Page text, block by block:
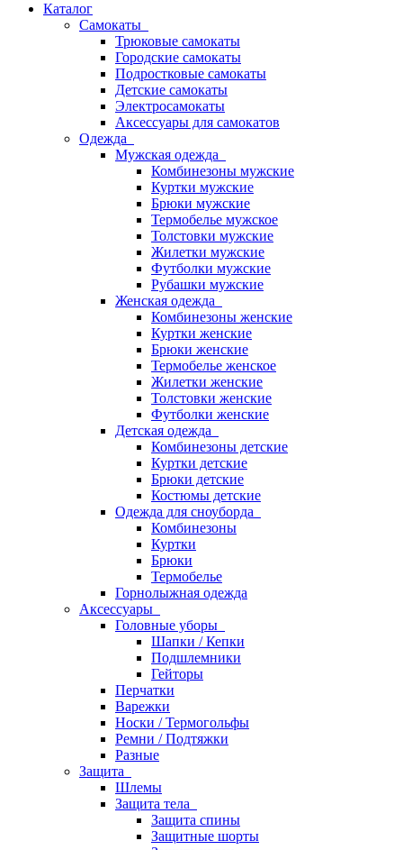
Каталог
Самокаты
Трюковые самокаты
Городские самокаты
Подростковые самокаты
Детские самокаты
Электросамокаты
Аксессуары для самокатов
Одежда
Мужская одежда
Комбинезоны мужские
Куртки мужские
Брюки мужские
Термобелье мужское
Толстовки мужские
Жилетки мужские
Футболки мужские
Рубашки мужские
Женская одежда
Комбинезоны женские
Куртки женские
Брюки женские
Термобелье женское
Жилетки женские
Толстовки женские
Футболки женские
Детская одежда
Комбинезоны детские
Куртки детские
Брюки детские
Костюмы детские
Одежда для сноуборда
Комбинезоны
Куртки
Брюки
Термобелье
Горнолыжная одежда
Аксессуары
Головные уборы
Шапки / Кепки
Подшлемники
Гейторы
Перчатки
Варежки
Носки / Термогольфы
Ремни / Подтяжки
Разные
Защита
Шлемы
Защита тела
Защита спины
Защитные шорты